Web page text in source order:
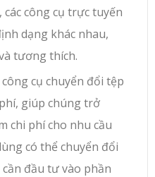
công cụ trực tuyến
dạng khác nhau,
tương thích.
cụ chuyển đổi tệp
giúp chúng trở
chi phí cho nhu cầu
có thể chuyển đổi
đầu tư vào phần